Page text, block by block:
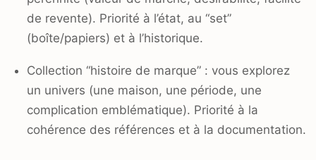
de revente). Priorité à l’état, au “set”
(boîte/papiers) et à l’historique.
Collection “histoire de marque” : vous explorez
un univers (une maison, une période, une
complication emblématique). Priorité à la
cohérence des références et à la documentation.